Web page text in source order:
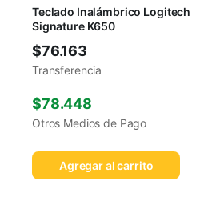
Teclado Inalámbrico Logitech
Signature K650
$76.163
Transferencia
$78.448
Otros Medios de Pago
Agregar al carrito